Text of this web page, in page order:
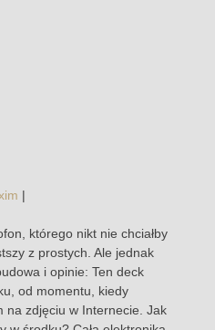
|
którego nikt nie chciałby
z prostych. Ale jednak
i opinie: Ten deck
od momentu, kiedy
na zdjęciu w Internecie. Jak